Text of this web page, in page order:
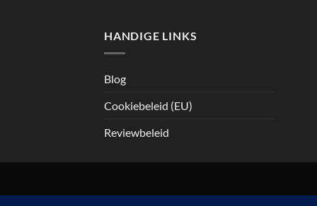
HANDIGE LINKS
Blog
Cookiebeleid (EU)
Reviewbeleid